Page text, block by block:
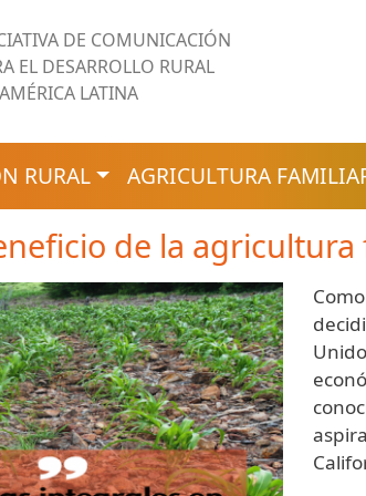
DE COMUNICACIÓN
EL DESARROLLO RURAL
LATINA
RURAL AGRICULTURA
de la